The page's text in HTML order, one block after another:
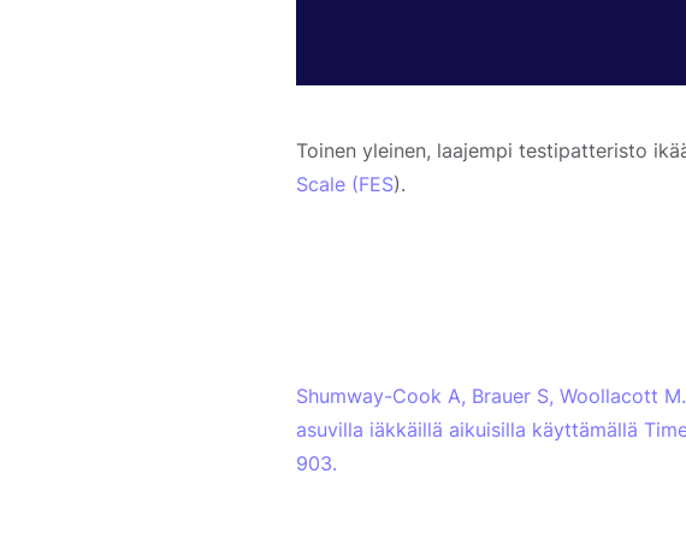
Toinen yleinen, laajempi testipatteristo
Scale (FES).
Shumway-Cook A, Brauer S, Woollacott
asuvilla iäkkäillä aikuisilla käyttämällä
903.